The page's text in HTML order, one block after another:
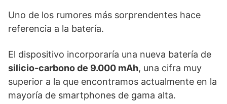
Uno de los rumores más sorprendentes hace
referencia a la batería.
El dispositivo incorporaría una nueva batería de
silicio-carbono de 9.000 mAh, una cifra muy
superior a la que encontramos actualmente en la
mayoría de smartphones de gama alta.